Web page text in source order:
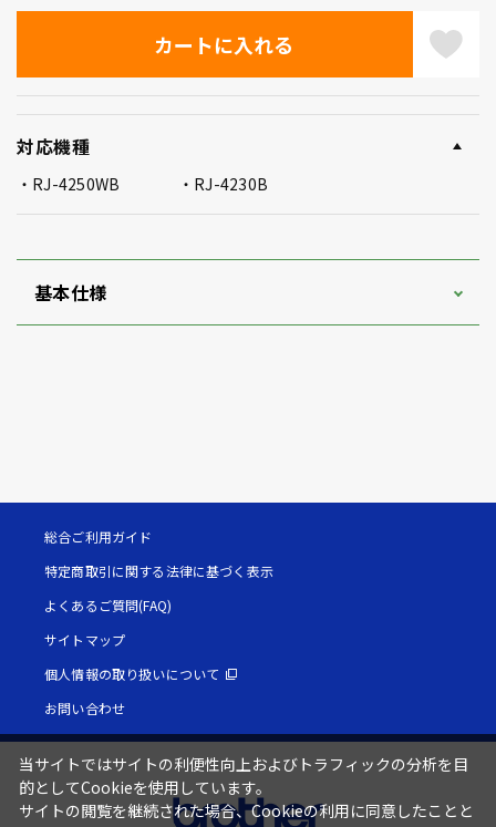
対応機種
RJ-4250WB RJ-4230B
基本仕様
総合ご利用ガイド
特定商取引に関する法律に基づく表示
よくあるご質問(FAQ)
サイトマップ
個人情報の取り扱いについて
お問い合わせ
当サイトではサイトの利便性向上およびトラフィックの分析を目
的としてCookieを使用しています。
サイトの閲覧を継続された場合、Cookieの利用に同意したことと